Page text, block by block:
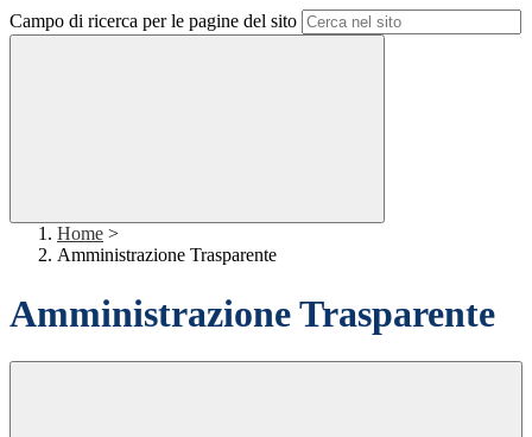
Campo di ricerca per le pagine del sito
Home >
Amministrazione Trasparente
Amministrazione Trasparente